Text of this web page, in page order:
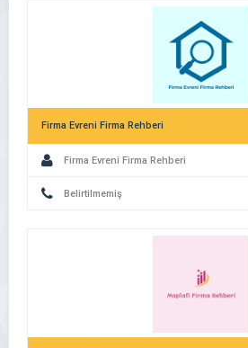
Firma Evreni Firma Rehberi
Firma Evreni Firma Rehberi
Belirtilmemiş